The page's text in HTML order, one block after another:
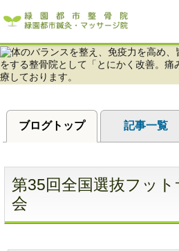
体のバランスを整え、免疫力を高め、皆様の健
整骨・鍼灸・マッサージ院！
ブログトップ 記事一覧
第35回全国選抜フッ
会